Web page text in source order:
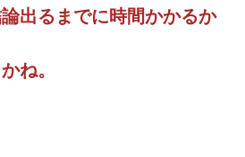
出るまでに時間かかるか
ね。